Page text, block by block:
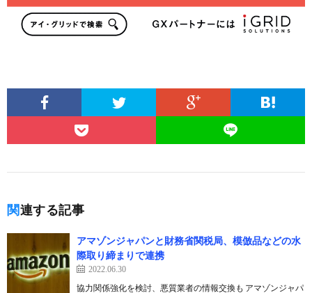
関連する記事
アマゾンジャパンと財務省関税局、模倣品などの水
際取り締まりで連携
2022.06.30
協力関係強化を検討、悪質業者の情報交換も アマゾンジャパ